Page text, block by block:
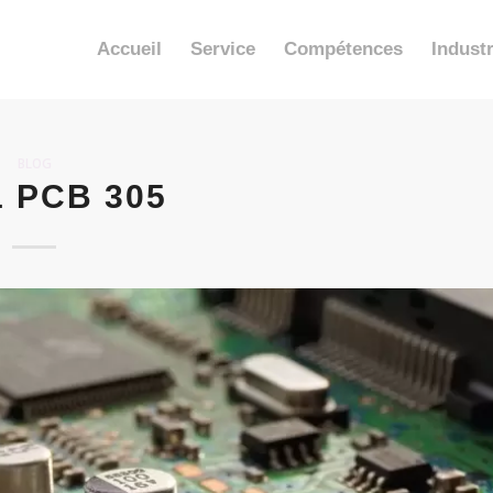
Accueil Service Compétences
PCB 305